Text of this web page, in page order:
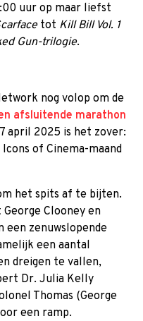
uur op maar liefst
tot Kill Bill Vol. 1
Gun-trilogie.
nog volop om de
afsluitende marathon
april 2025 is het zover:
of Cinema-maand
het spits af te bijten.
Clooney en
een zenuwslopende
een aantal
dreigen te vallen,
Dr. Julia Kelly
Thomas (George
een ramp.